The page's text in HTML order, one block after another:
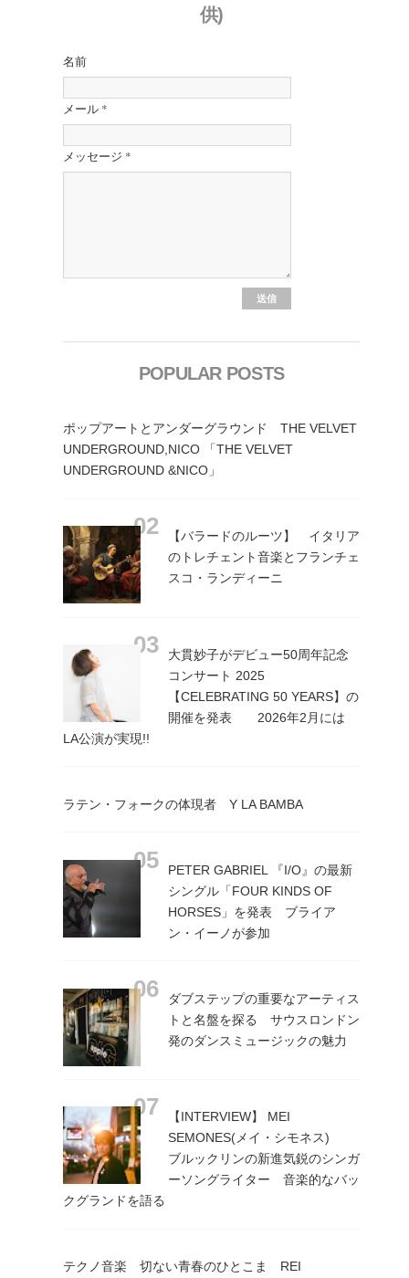
供)
名前
メール *
メッセージ *
POPULAR POSTS
ポップアートとアンダーグラウンド THE VELVET
UNDERGROUND,NICO 「THE VELVET
UNDERGROUND &NICO」
【バラードのルーツ】 イタリア
のトレチェント音楽とフランチェ
スコ・ランディーニ
大貫妙子がデビュー50周年記念
コンサート 2025
【CELEBRATING 50 YEARS】の
開催を発表 2026年2月には
LA公演が実現!!
ラテン・フォークの体現者 Y LA BAMBA
PETER GABRIEL 『I/O』の最新
シングル「FOUR KINDS OF
HORSES」を発表 ブライア
ン・イーノが参加
ダブステップの重要なアーティス
トと名盤を探る サウスロンドン
発のダンスミュージックの魅力
【INTERVIEW】 MEI
SEMONES(メイ・シモネス)
ブルックリンの新進気鋭のシンガ
ーソングライター 音楽的なバッ
クグランドを語る
テクノ音楽 切ない青春のひとこま REI